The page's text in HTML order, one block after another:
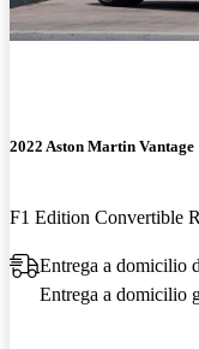
2022 Aston Martin Vantage
F1 Edition Convertible
Entrega a domicilio
Entrega a domicilio